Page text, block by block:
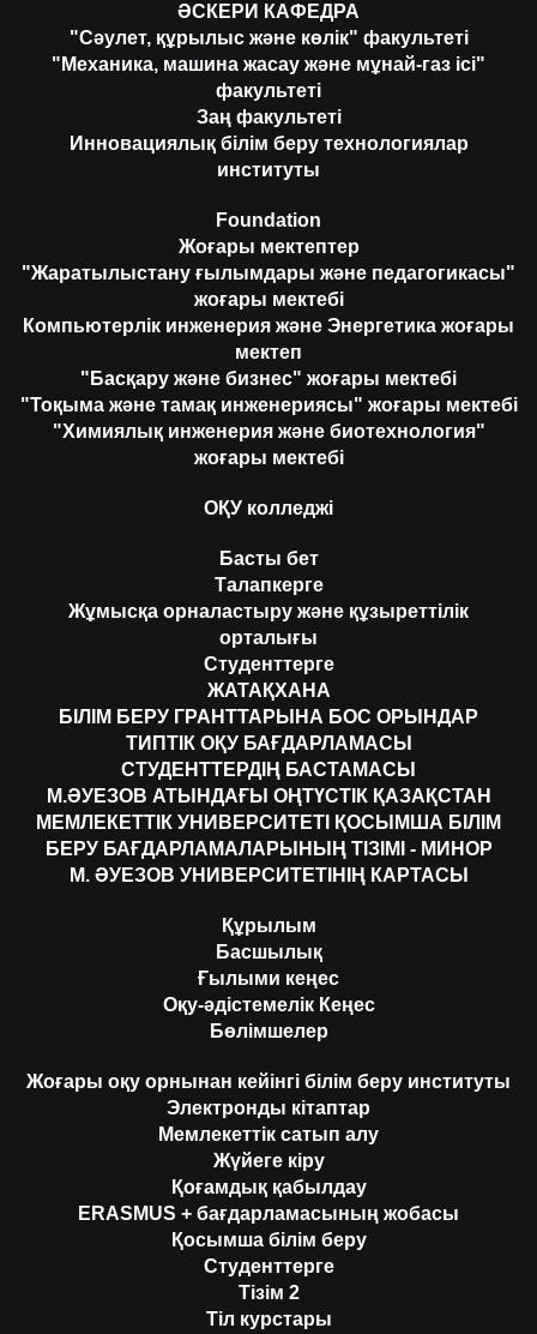
ӘСКЕРИ КАФЕДРА
"Сәулет, құрылыс және көлік" факультеті
"Механика, машина жасау және мұнай-газ ісі"
факультеті
Заң факультеті
Инновациялық білім беру технологиялар
институты
Foundation
Жоғары мектептер
"Жаратылыстану ғылымдары және педагогикасы"
жоғары мектебі
Компьютерлік инженерия және Энергетика жоғары
мектеп
"Басқару және бизнес" жоғары мектебі
"Тоқыма және тамақ инженериясы" жоғары мектебі
"Химиялық инженерия және биотехнология"
жоғары мектебі
ОҚУ колледжі
Басты бет
Талапкерге
Жұмысқа орналастыру және құзыреттілік
орталығы
Студенттерге
ЖАТАҚХАНА
БІЛІМ БЕРУ ГРАНТТАРЫНА БОС ОРЫНДАР
ТИПТІК ОҚУ БАҒДАРЛАМАСЫ
СТУДЕНТТЕРДІҢ БАСТАМАСЫ
М.ӘУЕЗОВ АТЫНДАҒЫ ОҢТҮСТІК ҚАЗАҚСТАН
МЕМЛЕКЕТТІК УНИВЕРСИТЕТІ ҚОСЫМША БІЛІМ
БЕРУ БАҒДАРЛАМАЛАРЫНЫҢ ТІЗІМІ - МИНОР
М. ӘУЕЗОВ УНИВЕРСИТЕТІНІҢ КАРТАСЫ
Құрылым
Басшылық
Ғылыми кеңес
Оқу-әдістемелік Кеңес
Бөлімшелер
Жоғары оқу орнынан кейінгі білім беру институты
Электронды кітаптар
Мемлекеттік сатып алу
Жүйеге кіру
Қоғамдық қабылдау
ERASMUS + бағдарламасының жобасы
Қосымша білім беру
Студенттерге
Тізім 2
Тіл курстары